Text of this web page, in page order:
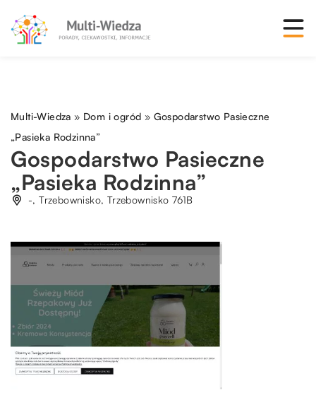
Multi-Wiedza » Dom i ogród » Gospodarstwo Pasieczne
„Pasieka Rodzinna”
Gospodarstwo Pasieczne
„Pasieka Rodzinna”
-, Trzebownisko, Trzebownisko 761B